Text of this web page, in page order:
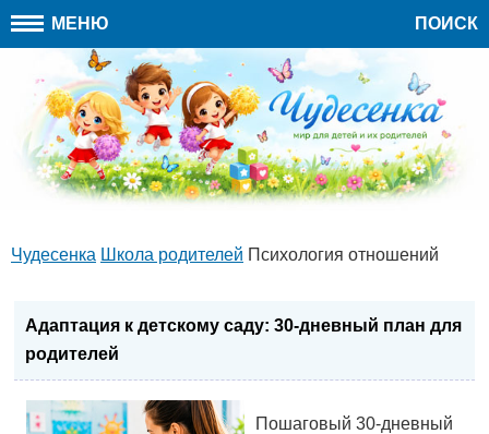
МЕНЮ ПОИСК
Чудесенка Школа родителей Психология отношений
Адаптация к детскому саду: 30-дневный план для
родителей
Пошаговый 30-дневный